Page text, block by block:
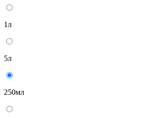
1л
5л
250мл